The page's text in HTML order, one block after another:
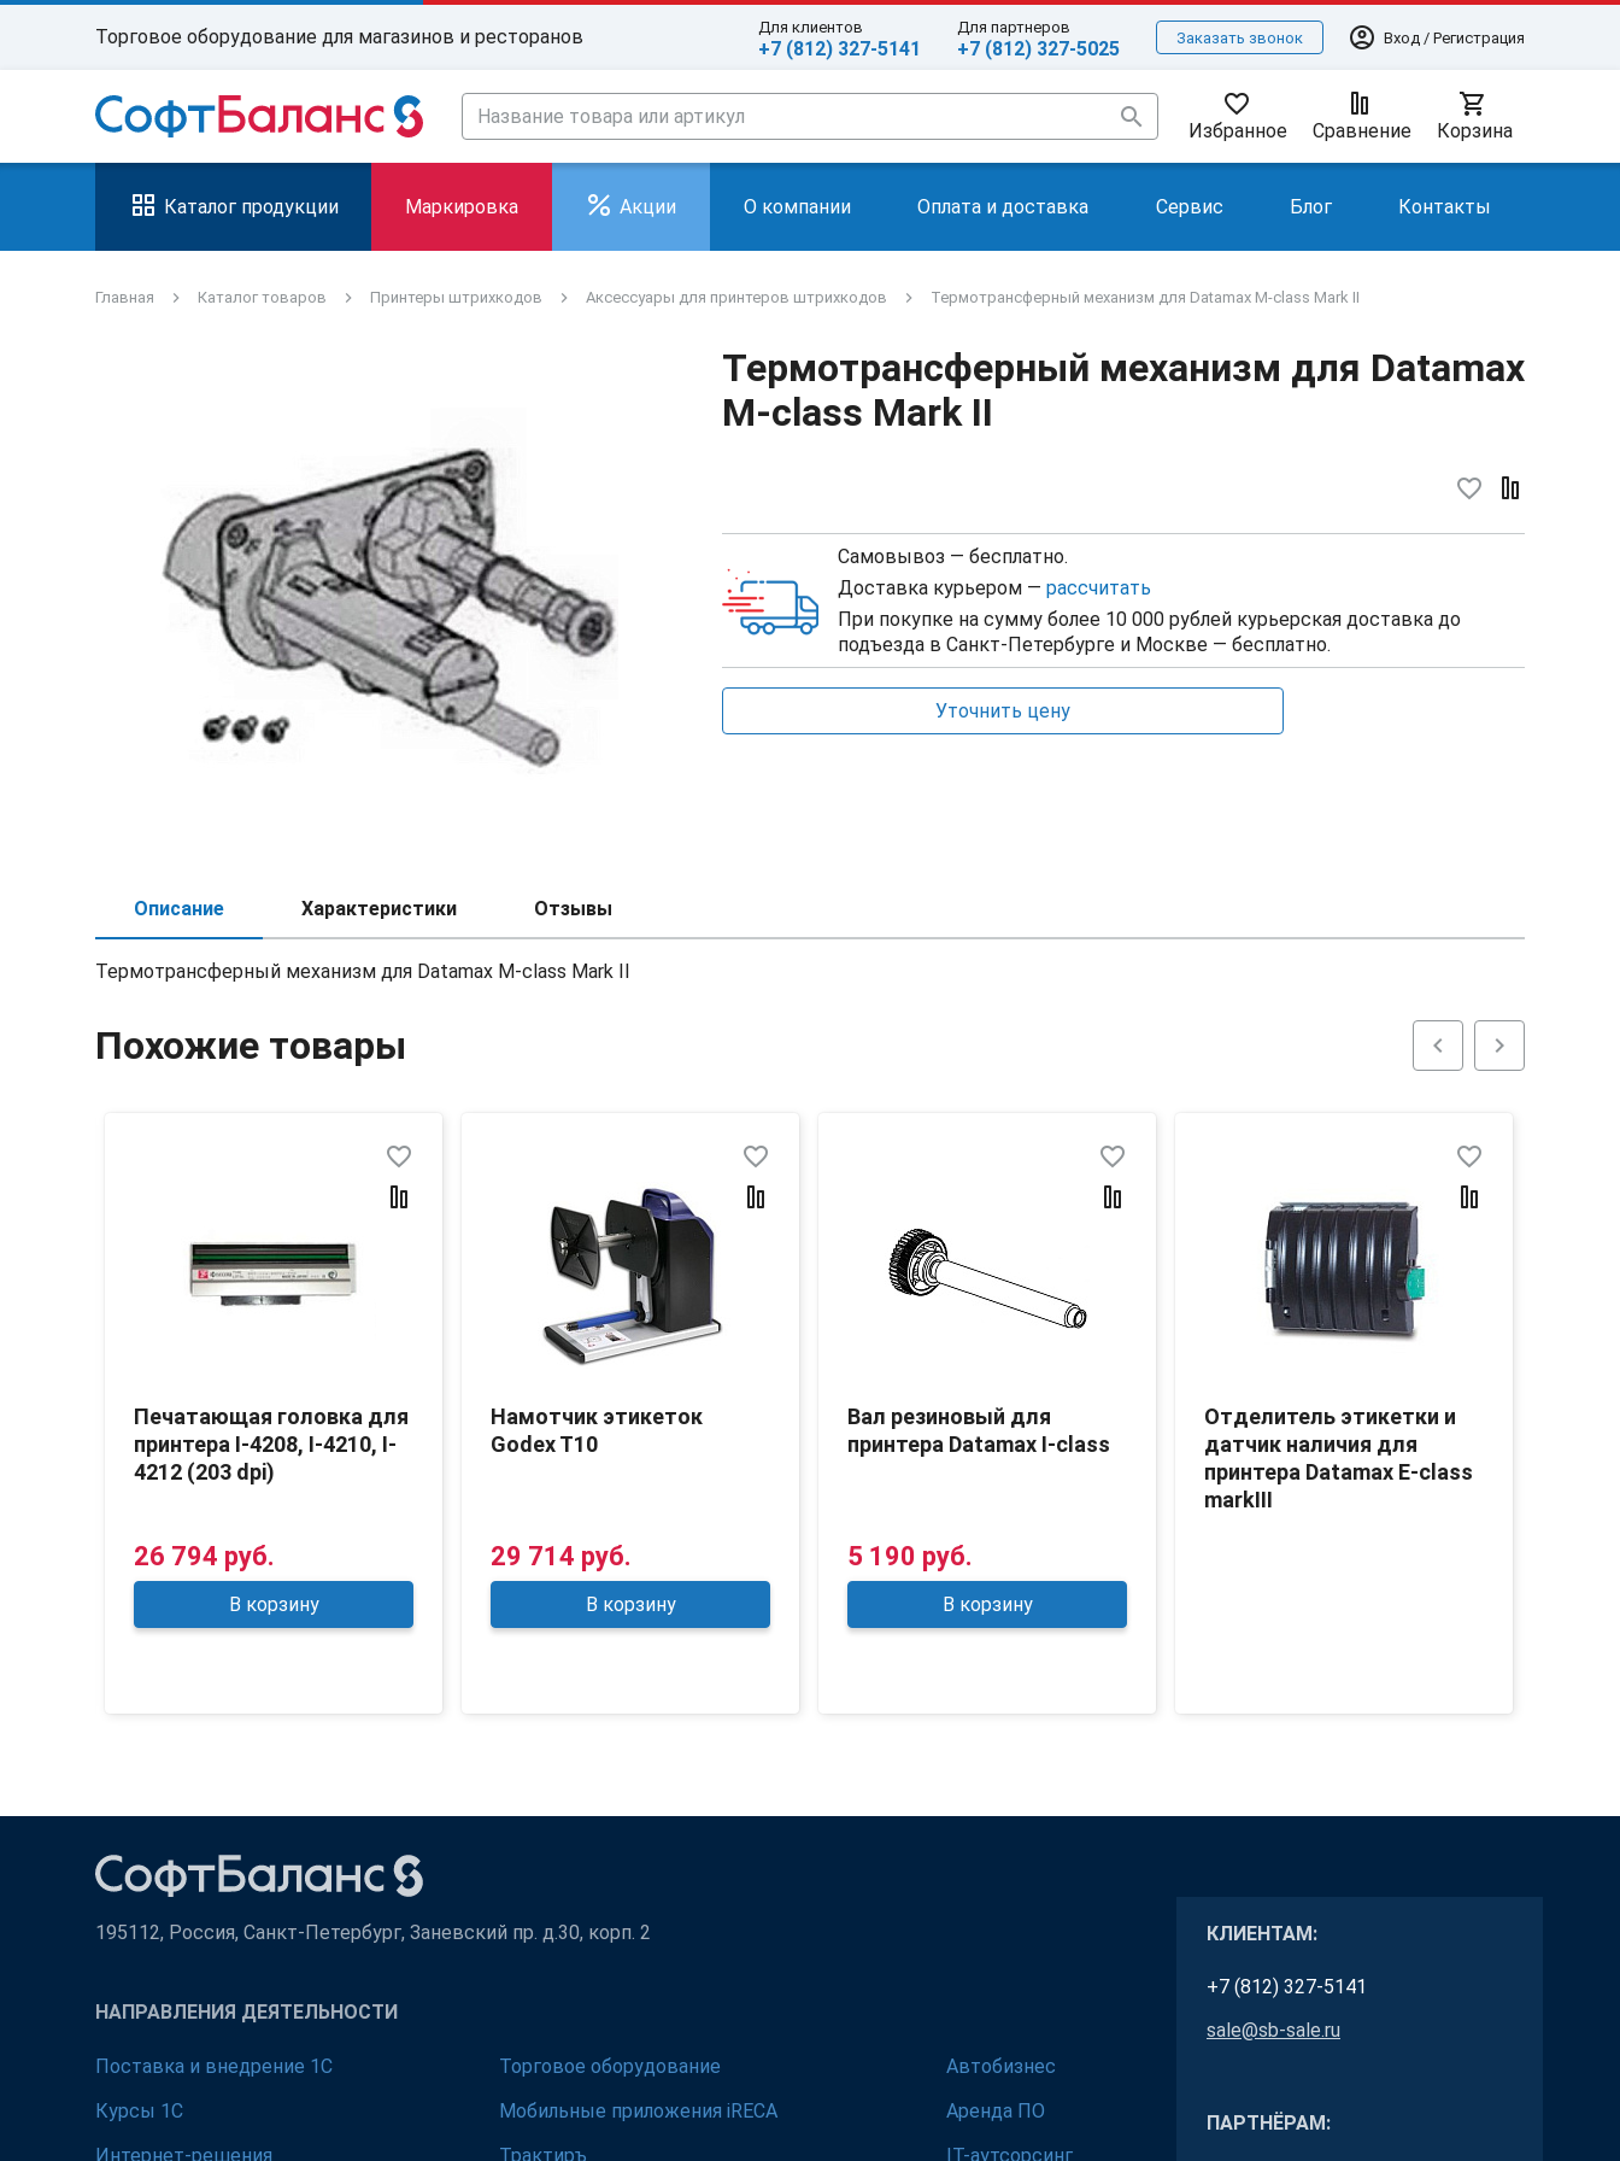
Торговое оборудование для магазинов и ресторанов Для клиентов
+7 (812) 327-5141
Для партнеров
+7 (812) 327-5025 Заказать звонок account_circle Вход / Регистрация
search favorite_border
Избранное Сравнение
shopping_cart
Корзина
Каталог продукции Маркировка Акции О компании Оплата и доставка Сервис Блог Контакты
Главная Каталог товаров Принтеры штрихкодов Аксессуары для принтеров штрихкодов Термотрансферный механизм для Datamax M-class Mark II
Термотрансферный механизм для Datamax
M-class Mark II
favorite_border
Самовывоз — бесплатно.
Доставка курьером — рассчитать
При покупке на сумму более 10 000 рублей курьерская доставка до
подъезда в Санкт-Петербурге и Москве — бесплатно.
Уточнить цену
Описание Характеристики Отзывы
Термотрансферный механизм для Datamax M-class Mark II
Похожие товары chevron_left chevron_right
Печатающая головка для
принтера I-4208, I-4210, I-
4212 (203 dpi)
favorite_border
26 794 руб.
В корзину
Намотчик этикеток
Godex T10
favorite_border
29 714 руб.
В корзину
Вал резиновый для
принтера Datamax I-class
favorite_border
5 190 руб.
В корзину
Отделитель этикетки и
датчик наличия для
принтера Datamax E-class
markIII
favorite_border
195112, Россия, Санкт-Петербург, Заневский пр. д.30, корп. 2
НАПРАВЛЕНИЯ ДЕЯТЕЛЬНОСТИ
Поставка и внедрение 1С Торговое оборудование
Автобизнес
Курсы 1С
Мобильные приложения iRECA
Аренда ПО
Интернет-решения
Трактиръ IT-аутсорсинг
КЛИЕНТАМ:
+7 (812) 327-5141
sale@sb-sale.ru
ПАРТНЁРАМ: